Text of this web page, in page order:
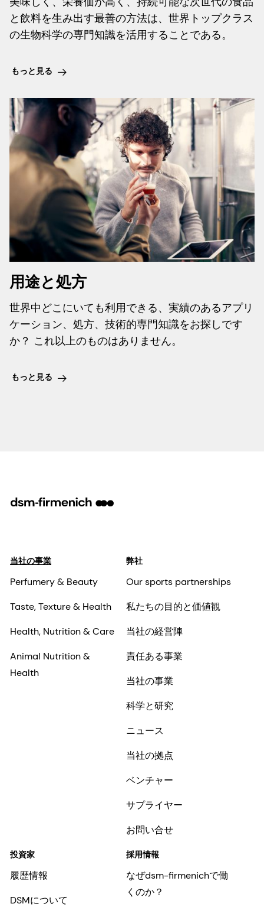
と飲料を生み出す最善の方法は、世界トップクラス
の生物科学の専門知識を活用することである。
もっと見る
用途と処方
世界中どこにいても利用できる、実績のあるアプリ
ケーション、処方、技術的専門知識をお探しです
か？ これ以上のものはありません。
もっと見る
当社の事業
Perfumery & Beauty
Taste, Texture & Health
Health, Nutrition & Care
Animal Nutrition &
Health
弊社
Our sports partnerships
私たちの目的と価値観
当社の経営陣
責任ある事業
当社の事業
科学と研究
ニュース
当社の拠点
ベンチャー
サプライヤー
お問い合せ
投資家
履歴情報
DSMについて
採用情報
なぜdsm-firmenichで働
くのか？